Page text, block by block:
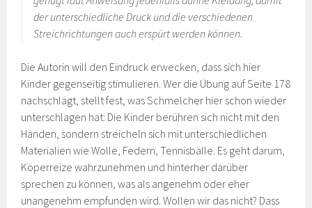
der unterschiedliche Druck und die verschiedenen
Streichrichtungen auch erspürt werden können.
Die Autorin will den Eindruck erwecken, dass sich hier
Kinder gegenseitig stimulieren. Wer die Übung auf Seite 178
nachschlägt, stellt fest, was Schmelcher hier schon wieder
unterschlagen hat: Die Kinder berühren sich nicht mit den
Händen, sondern streicheln sich mit unterschiedlichen
Materialien wie Wolle, Federn, Tennisbälle. Es geht darum,
Köperreize wahrzunehmen und hinterher darüber
sprechen zu können, was als angenehm oder eher
unangenehm empfunden wird. Wollen wir das nicht? Dass